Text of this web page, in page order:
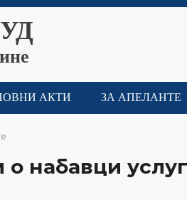
АКТИ ЗА АПЕЛАНТЕ
набавци